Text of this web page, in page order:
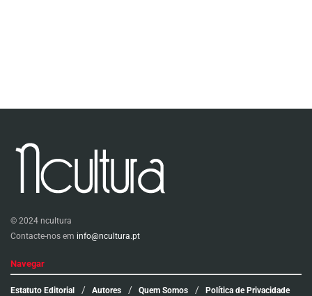
© 2024 ncultura
Contacte-nos em info@ncultura.pt
Navegar
Estatuto Editorial Autores Quem Somos Política de Privacidade